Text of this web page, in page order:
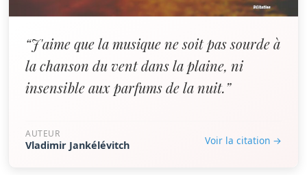
“J'aime que la musique ne soit pas sourde à
la chanson du vent dans la plaine, ni
insensible aux parfums de la nuit.”
AUTEUR
Vladimir Jankélévitch Voir la citation →